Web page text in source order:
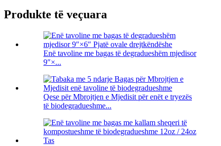
Produkte të veçuara
Enë tavoline me bagas të degradueshëm mjedisor
9″×...
Qese për Mbrojtjen e Mjedisit për enët e tryezës
të biodegradueshme...